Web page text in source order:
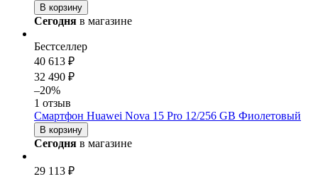
В корзину
Сегодня в магазине
Бестселлер
40 613 ₽
32 490 ₽
–20%
1 отзыв
Смартфон Huawei Nova 15 Pro 12/256 GB Фиолетовый
В корзину
Сегодня в магазине
29 113 ₽